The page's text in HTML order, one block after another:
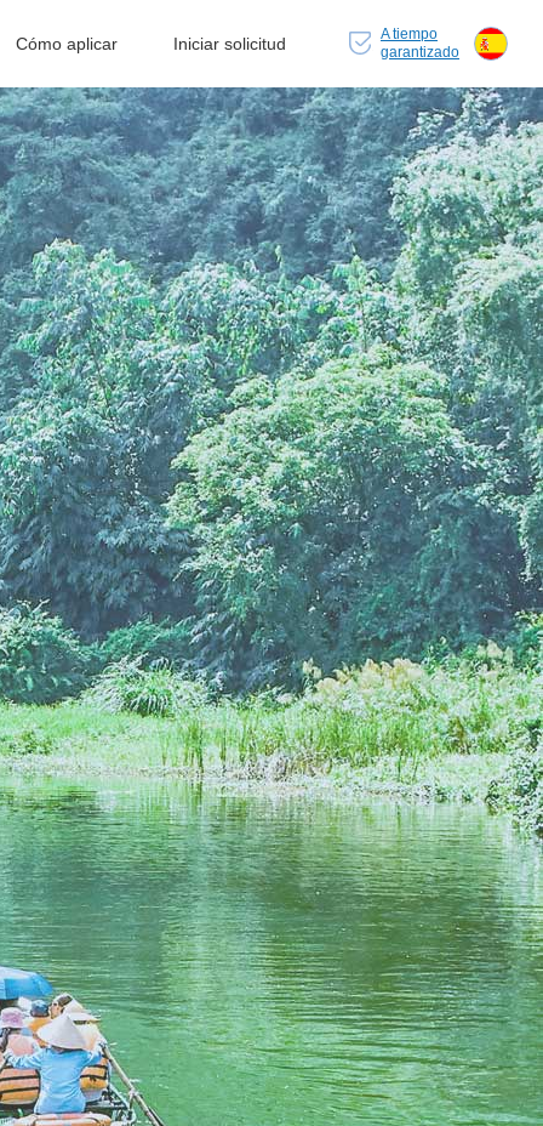
Cómo aplicar Iniciar solicitud
A tiempo
garantizado